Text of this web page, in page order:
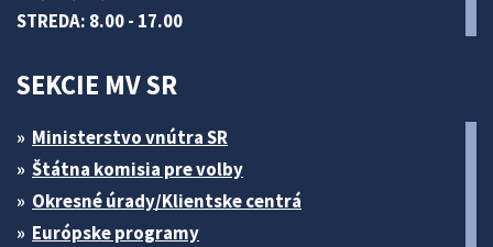
STREDA: 8.00 - 17.00
SEKCIE MV SR
Ministerstvo vnútra SR
Štátna komisia pre volby
Okresné úrady/Klientske centrá
Európske programy